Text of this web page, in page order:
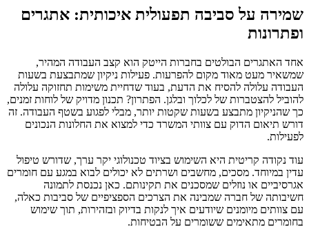
שמירה על סביבה תפעולית איכותית: אתגרים
ופתרונות
אחד האתגרים הבולטים בחברות הייטק הוא קצב העבודה המהיר,
שמשאיר מעט מאוד מקום להפרעות. פעילות ניקיון שמתבצעת בשעות
העבודה עלולה להסיח את הדעת, בעוד שדחיית משימות תחזוקה עלולה
להוביל להצטברות של לכלוך ובלגן. הפתרון? תכנון מדויק של לוחות זמנים,
כך שהניקיון מתבצע בשעות שקטות יותר, מבלי לפגוע בשטף העבודה. זה
דורש תיאום הדוק עם צוותי המשרד כדי למצוא את החלונות הנכונים
לפעילות.
עוד נקודה קריטית היא השימוש בציוד טכנולוגי יקר ערך, שדורש טיפול
עדין במיוחד. מסכים, מחשבים ושרתים לא יכולים לבוא במגע עם חומרים
אגרסיביים או נוזלים שמסכנים את תקינותם. כאן נכנסת לתמונה
חשיבותה של חברה שמבינה את הצרכים הספציפיים של סביבות כאלה,
עם צוותים מיומנים שיודעים איך לנקות בדיוק ובזהירות, תוך שימוש
בחומרים מתאימים ששומרים על הבטיחות.